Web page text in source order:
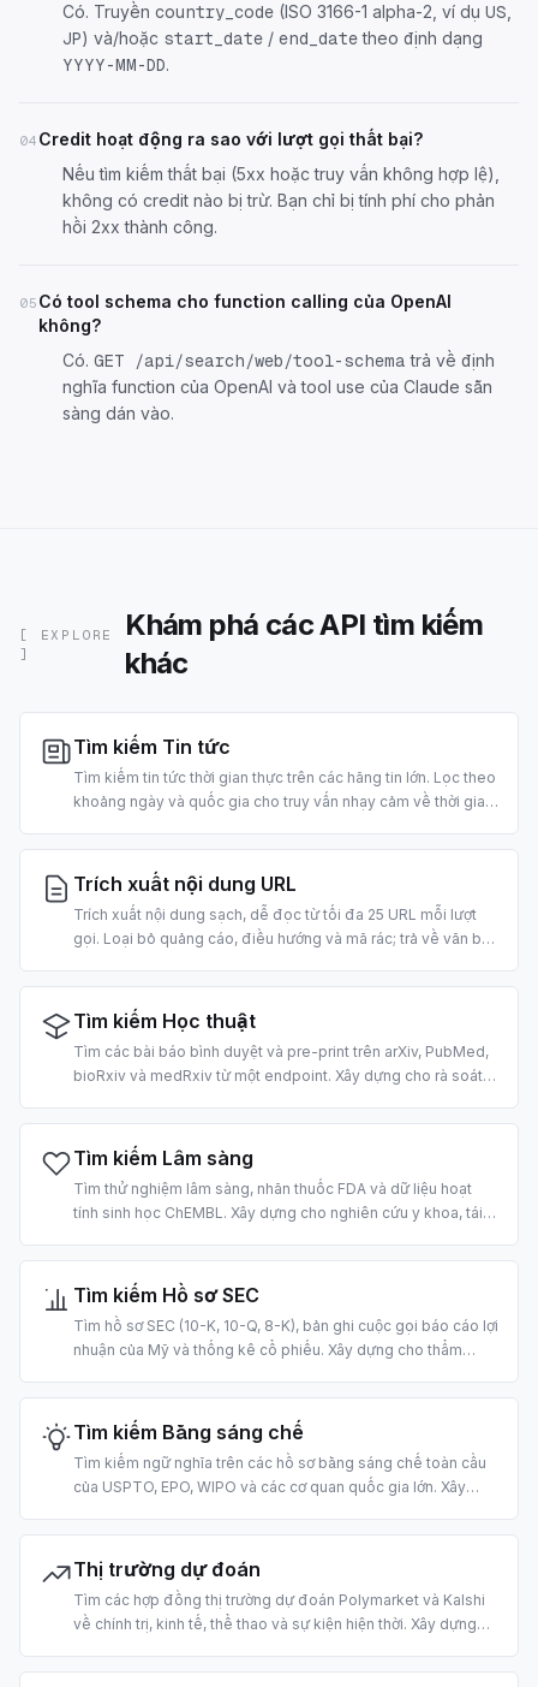
Có. Truyền country_code (ISO 3166-1 alpha-2, ví dụ US
JP) và/hoặc start_date / end_datetheo định dạng
YYYY-MM-DD.
04 Credit hoạt động ra sao với lượt gọi thất bại?
Nếu tìm kiếm thất bại (5xx hoặc truy vấn không hợp lệ),
không có credit nào bị trừ. Bạn chỉ bị tính phí cho phản
hồi 2xx thành công.
05 Có tool schema cho function calling của OpenAI
không?
Có. GET /api/search/web/tool-schema trả về định
nghĩa function của OpenAI và tool use của Claude sẵn
sàng dán vào.
[ EXPLORE
]
Khám phá các API tìm kiếm
khác
Tìm kiếm Tin tức
Tìm kiếm tin tức thời gian thực trên các hãng tin lớn. Lọc theo
khoảng ngày và quốc gia cho truy vấn nhạy cảm về thời gian.
pipeline RAG.
Trích xuất nội dung URL
Trích xuất nội dung sạch, dễ đọc từ tối đa 25 URL mỗi lượt
gọi. Loại bỏ quảng cáo, điều hướng và mã rác; trả về văn bản
Tìm kiếm Học thuật
Tìm các bài báo bình duyệt và pre-print trên arXiv, PubMed,
bioRxiv và medRxiv từ một endpoint. Xây dựng cho rà soát
Tìm kiếm Lâm sàng
Tìm thử nghiệm lâm sàng, nhãn thuốc FDA và dữ liệu hoạt
tính sinh học ChEMBL. Xây dựng cho nghiên cứu y khoa, tái
Tìm kiếm Hồ sơ SEC
Tìm hồ sơ SEC (10-K, 10-Q, 8-K), bản ghi cuộc gọi báo cáo lợi
nhuận của Mỹ và thống kê cổ phiếu. Xây dựng cho thẩm
Tìm kiếm Bằng sáng chế
Tìm kiếm ngữ nghĩa trên các hồ sơ bằng sáng chế toàn cầu
của USPTO, EPO, WIPO và các cơ quan quốc gia lớn. Xây
cạnh tranh bằng AI.
Thị trường dự đoán
Tìm các hợp đồng thị trường dự đoán Polymarket và Kalshi
về chính trị, kinh tế, thể thao và sự kiện hiện thời. Xây dựng
xác suất.